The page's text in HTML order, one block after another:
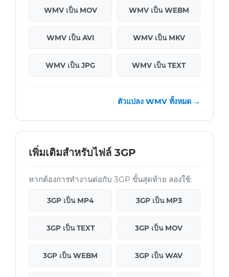
WMV เป็น MOV WMV เป็น WEBM
WMV เป็น AVI WMV เป็น MKV
WMV เป็น JPG WMV เป็น TEXT
ตัวแปลง WMV ทั้งหมด →
เพิ่มเติมสำหรับไฟล์ 3GP
หากต้องการทำงานต่อกับ 3GP ขั้นสุดท้าย ลองใช้:
3GP เป็น MP4 3GP เป็น MP3
3GP เป็น TEXT 3GP เป็น MOV
3GP เป็น WEBM 3GP เป็น WAV